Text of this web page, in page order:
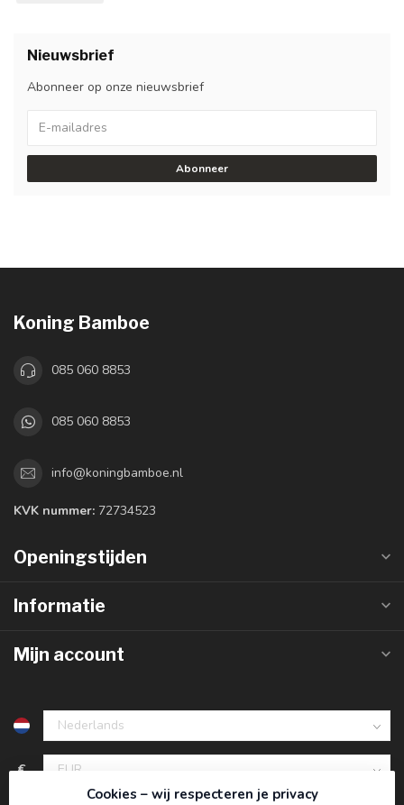
Nieuwsbrief
Abonneer op onze nieuwsbrief
Abonneer
Koning Bamboe
085 060 8853
085 060 8853
info@koningbamboe.nl
KVK nummer: 72734523
Openingstijden
Informatie
Mijn account
€
Cookies – wij respecteren je privacy